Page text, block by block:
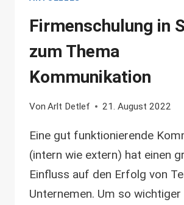
Firmenschulung in
zum Thema
Kommunikation
Von Arlt Detlef 21. August 2022
Eine gut funktionierende
(intern wie extern) hat einen
Einfluss auf den Erfolg von
Unternemen. Um so wichtiger